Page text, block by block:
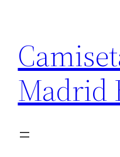
contenido
Madrid